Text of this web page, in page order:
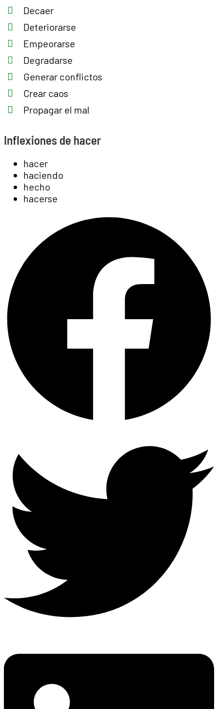
Decaer
Deteriorarse
Empeorarse
Degradarse
Generar conflictos
Crear caos
Propagar el mal
Inflexiones de hacer
hacer
haciendo
hecho
hacerse